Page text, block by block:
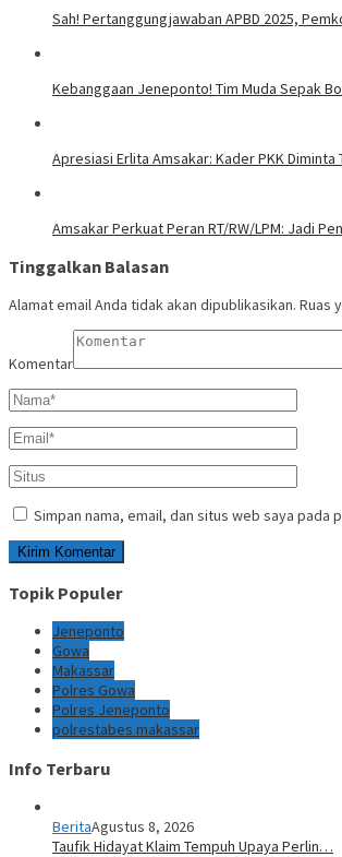
Sah! Pertanggungjawaban APBD 2025,
Kebanggaan Jeneponto! Tim Muda Sepak
Apresiasi Erlita Amsakar: Kader PKK
Amsakar Perkuat Peran RT/RW/LPM: Jadi
Tinggalkan Balasan
Alamat email Anda tidak akan dipublikasikan. Ruas
Komentar
Simpan nama, email, dan situs web saya
Topik Populer
Jeneponto
Gowa
Makassar
Polres Gowa
Polres Jeneponto
polrestabes makassar
Info Terbaru
BeritaAgustus 8, 2026
Taufik Hidayat Klaim Tempuh Upaya Perlin…